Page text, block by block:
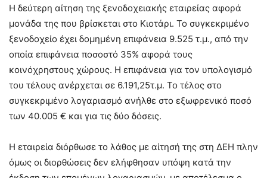
Η δεύτερη αίτηση της ξενοδοχειακής εταιρείας αφορά
μονάδα της που βρίσκεται στο Κιοτάρι. Το συγκεκριμένο
ξενοδοχείο έχει δομημένη επιφάνεια 9.525 τ.μ., από την
οποία επιφάνεια ποσοστό 35% αφορά τους
κοινόχρηστους χώρους. Η επιφάνεια για τον υπολογισμό
του τέλους ανέρχεται σε 6.191,25τ.μ. Το τέλος στο
συγκεκριμένο λογαριασμό ανήλθε στο εξωφρενικό ποσό
των 40.005 € και για τις δύο δόσεις.
Η εταιρεία διόρθωσε το λάθος με αίτησή της στη ΔΕΗ πλην
όμως οι διορθώσεις δεν ελήφθησαν υπόψη κατά την